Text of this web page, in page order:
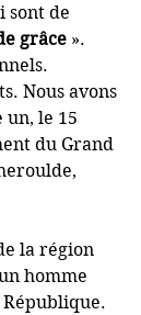
sont de
grâce ».
Nous avons
un, le 15
du Grand
la région
homme